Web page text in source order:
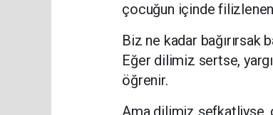
çocuğun içinde
Biz ne kadar bağırırsak
Eğer dilimiz sertse,
öğrenir.
Ama dilimiz şefkatliyse,